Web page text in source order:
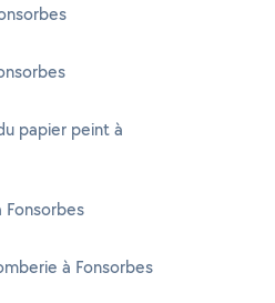
papier peint à
Fonsorbes
à Fonsorbes